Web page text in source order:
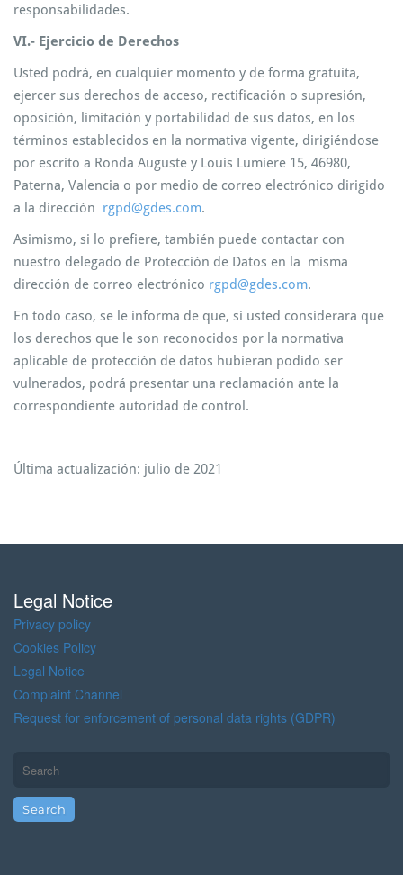
responsabilidades.
VI.- Ejercicio de Derechos
Usted podrá, en cualquier momento y de forma gratuita,
ejercer sus derechos de acceso, rectificación o supresión,
oposición, limitación y portabilidad de sus datos, en los
términos establecidos en la normativa vigente, dirigiéndose
por escrito a Ronda Auguste y Louis Lumiere 15, 46980,
Paterna, Valencia o por medio de correo electrónico dirigido
a la dirección rgpd@gdes.com.
Asimismo, si lo prefiere, también puede contactar con
nuestro delegado de Protección de Datos en la misma
dirección de correo electrónico rgpd@gdes.com.
En todo caso, se le informa de que, si usted considerara que
los derechos que le son reconocidos por la normativa
aplicable de protección de datos hubieran podido ser
vulnerados, podrá presentar una reclamación ante la
correspondiente autoridad de control.
Última actualización: julio de 2021
Legal Notice
Privacy policy
Cookies Policy
Legal Notice
Complaint Channel
Request for enforcement of personal data rights (GDPR)